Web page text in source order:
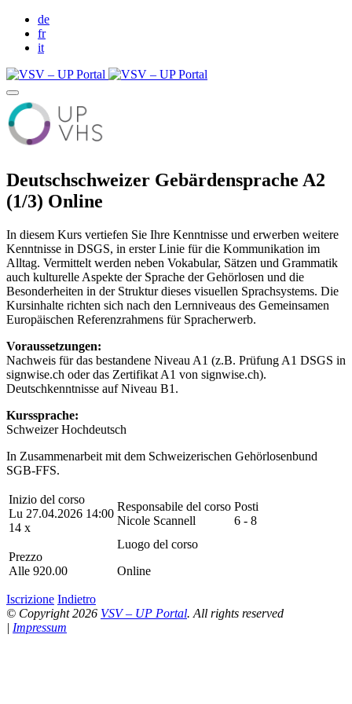
de
fr
it
Deutschschweizer Gebärdensprache A2
(1/3) Online
In diesem Kurs vertiefen Sie Ihre Kenntnisse und erwerben weitere
Kenntnisse in DSGS, in erster Linie für die Kommunikation im
Alltag. Vermittelt werden neben Vokabular, Sätzen und Grammatik
auch kulturelle Aspekte der Sprache der Gehörlosen und die
Besonderheiten in der Struktur dieses visuellen Sprachsystems. Die
Kursinhalte richten sich nach den Lernniveaus des Gemeinsamen
Europäischen Referenzrahmens für Spracherwerb.
Voraussetzungen:
Nachweis für das bestandene Niveau A1 (z.B. Prüfung A1 DSGS in
signwise.ch oder das Zertifikat A1 von signwise.ch).
Deutschkenntnisse auf Niveau B1.
Kurssprache:
Schweizer Hochdeutsch
In Zusammenarbeit mit dem Schweizerischen Gehörlosenbund
SGB-FFS.
Inizio del corso
Lu 27.04.2026 14:00
14 x
Responsabile del corso
Nicole Scannell
Posti
6 - 8
Prezzo
Alle 920.00
Luogo del corso
Online
Iscrizione Indietro
© Copyright 2026 VSV – UP Portal. All rights reserved
| Impressum